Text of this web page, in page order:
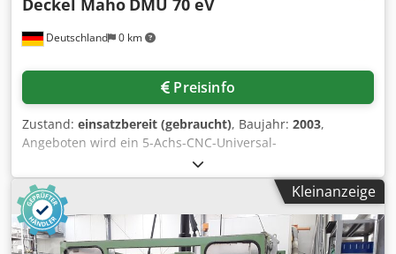
Deutschland 0 km
Deckel Maho DMU 70 eV
Preisinfo
Zustand: einsatzbereit (gebraucht), Baujahr: 2003,
Angeboten wird ein 5-Achs-CNC-Universal-
Bearbeitungszentrum von Deckel Maho inklusive einer
Interlit-Kompaktfilteranlage für die
Kühlschmierstoffversorgung. 1) 5-Achs-CNC-Universal-
Bearbeitungszentrum Deckel Maho DMU 70 eV, Baujahr:
2003, Verfahrwege X/Y/Z: 750mm/600mm/520mm, B-Achse:
Kleinanzeige